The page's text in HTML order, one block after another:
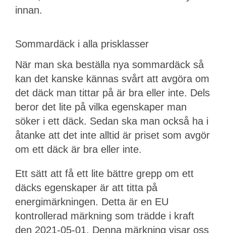
innan.
Sommardäck i alla prisklasser
När man ska beställa nya sommardäck så
kan det kanske kännas svårt att avgöra om
det däck man tittar på är bra eller inte. Dels
beror det lite på vilka egenskaper man
söker i ett däck. Sedan ska man också ha i
åtanke att det inte alltid är priset som avgör
om ett däck är bra eller inte.
Ett sätt att få ett lite bättre grepp om ett
däcks egenskaper är att titta på
energimärkningen. Detta är en EU
kontrollerad märkning som trädde i kraft
den 2021-05-01. Denna märkning visar oss